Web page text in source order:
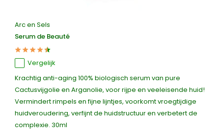
Arc en Sels
Serum de Beauté
Vergelijk
Krachtig anti-aging 100% biologisch serum van pure
Cactusvijgolie en Arganolie, voor rijpe en veeleisende huid!
Vermindert rimpels en fijne lijntjes, voorkomt vroegtijdige
huidveroudering, verfijnt de huidstructuur en verbetert de
complexie. 30ml